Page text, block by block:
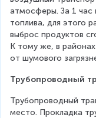
атмосферы. За 1 час
топлива, для этого
выброс продуктов
К тому же, в
от шумового
Трубопроводный
Трубопроводный
место. Прокладка